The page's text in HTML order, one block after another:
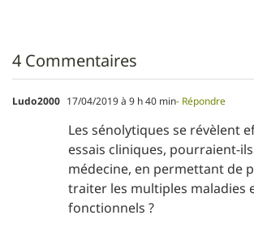
4 Commentaires
Ludo2000 17/04/2019 à 9 h 40 min- Répondre
Les sénolytiques se révèlent
essais cliniques, pourraient-
médecine, en permettant de
traiter les multiples maladies
fonctionnels ?